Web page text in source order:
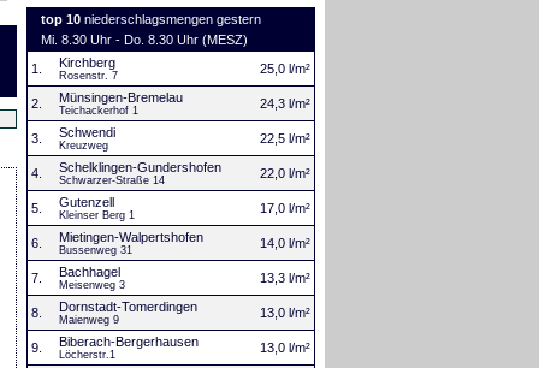
top 10 niederschlagsmengen gestern
Mi. 8.30 Uhr - Do. 8.30 Uhr (MESZ)
1.
Kirchberg
Rosenstr. 7 25,0 l/m²
2. Münsingen-Bremelau
Teichackerhof 1 24,3 l/m²
3. Schwendi
Kreuzweg 22,5 l/m²
4. Schelklingen-Gundershofen
Schwarzer-Straße 14 22,0 l/m²
5. Gutenzell
Kleinser Berg 1 17,0 l/m²
6. Mietingen-Walpertshofen
Bussenweg 31 14,0 l/m²
7. Bachhagel
Meisenweg 3 13,3 l/m²
8. Dornstadt-Tomerdingen
Maienweg 9 13,0 l/m²
9. Biberach-Bergerhausen
Löcherstr.1 13,0 l/m²